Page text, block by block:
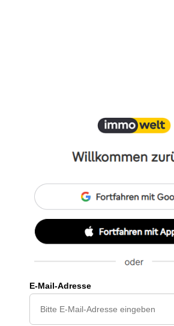
E-Mail-Adresse